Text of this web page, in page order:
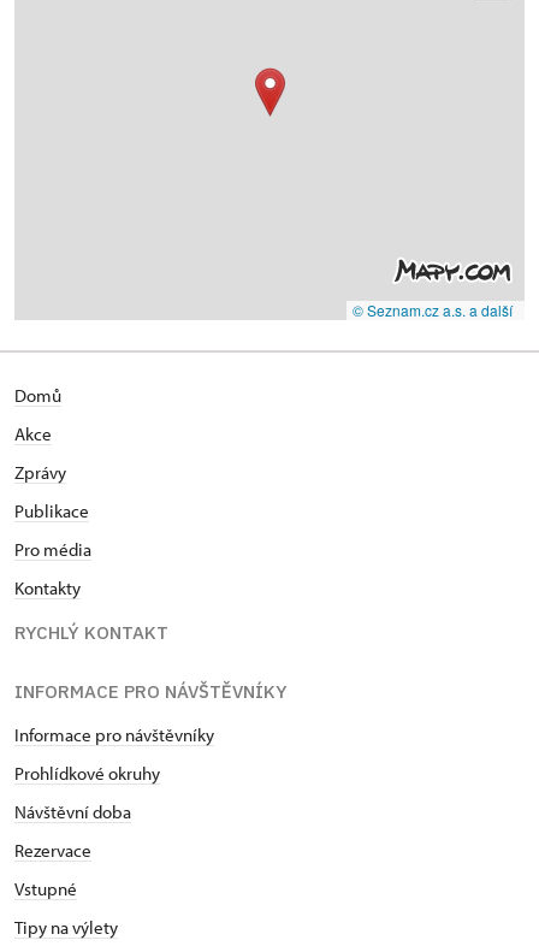
© Seznam.cz a.s. a další
Domů
Akce
Zprávy
Publikace
Pro média
Kontakty
RYCHLÝ KONTAKT
INFORMACE PRO NÁVŠTĚVNÍKY
Informace pro návštěvníky
Prohlídkové okruhy
Návštěvní doba
Rezervace
Vstupné
Tipy na výlety